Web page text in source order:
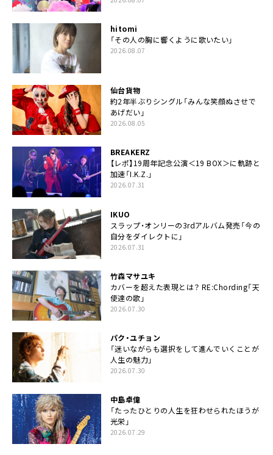
hitomi
「その人の胸に響くように歌いたい」
2026.08.07
仙台貨物
約2年半ぶりシングル「みんな笑顔ぬさせで
あげだい」
2026.08.05
BREAKERZ
【レポ】19周年記念公演＜19 BOX＞に軌跡と
加速「I.K.Z.」
2026.07.31
IKUO
スラップ・オンリーの3rdアルバム発売「今の
自分をダイレクトに」
2026.07.31
竹森マサユキ
カバーを超えた表現とは？ RE:Chording「天
使達の歌」
2026.07.30
パク・ユチョン
「迷いながらも選択をして進んでいくことが
人生の魅力」
2026.07.30
中島卓偉
「たったひとりの人生を狂わせられたほうが
光栄」
2026.07.29